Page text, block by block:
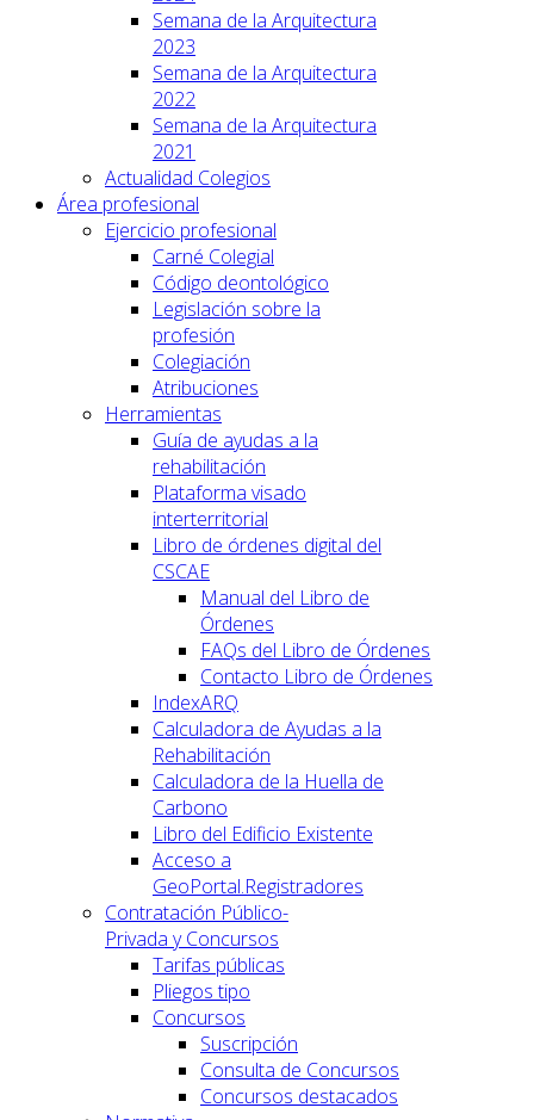
Semana de la Arquitectura
2023
Semana de la Arquitectura
2022
Semana de la Arquitectura
2021
Actualidad Colegios
Área profesional
Ejercicio profesional
Carné Colegial
Código deontológico
Legislación sobre la
profesión
Colegiación
Atribuciones
Herramientas
Guía de ayudas a la
rehabilitación
Plataforma visado
interterritorial
Libro de órdenes digital del
CSCAE
Manual del Libro de
Órdenes
FAQs del Libro de Órdenes
Contacto Libro de Órdenes
IndexARQ
Calculadora de Ayudas a la
Rehabilitación
Calculadora de la Huella de
Carbono
Libro del Edificio Existente
Acceso a
GeoPortal.Registradores
Contratación Público-
Privada y Concursos
Tarifas públicas
Pliegos tipo
Concursos
Suscripción
Consulta de Concursos
Concursos destacados